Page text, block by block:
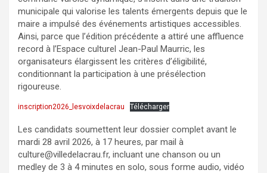
municipale qui valorise les talents émergents depuis que le
maire a impulsé des événements artistiques accessibles.
Ainsi, parce que l’édition précédente a attiré une affluence
record à l’Espace culturel Jean-Paul Maurric, les
organisateurs élargissent les critères d’éligibilité,
conditionnant la participation à une présélection
rigoureuse.
inscription2026_lesvoixdelacrau Télécharger
Les candidats soumettent leur dossier complet avant le
mardi 28 avril 2026, à 17 heures, par mail à
culture@villedelacrau.fr, incluant une chanson ou un
medley de 3 à 4 minutes en solo, sous forme audio, vidéo